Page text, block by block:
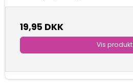
19,95 DKK
Vis produkt